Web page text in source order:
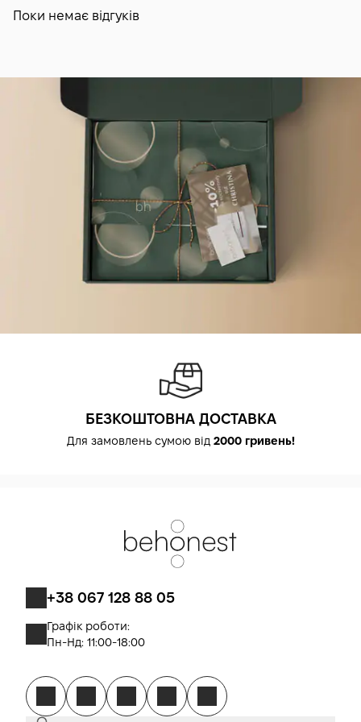
Поки немає відгуків
БЕЗКОШТОВНА ДОСТАВКА
Для замовлень сумою від 2000 гривень!
+38 067 128 88 05
Графік роботи:
Пн-Нд: 11:00-18:00